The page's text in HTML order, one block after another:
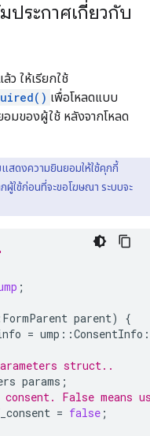
ระกาศเกี่ยวกับ
ว ให้เรียกใช้
เพื่อโหลดแบบ
มของผู้ใช้ หลังจากโหลด
สดงความยินยอมให้ใช้คุกกี้
ใช้ก่อนที่จะขอโฆษณา ระบบจะ
;
FormParent parent)
{
= ump ::ConsentInfo
struct..
params ;
False means
= false ;